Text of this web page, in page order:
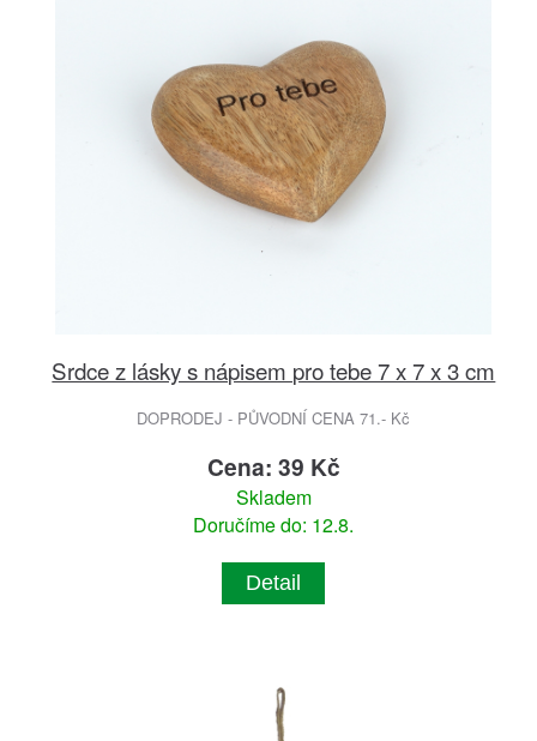
Srdce z lásky s nápisem pro tebe 7 x 7 x 3 cm
DOPRODEJ - PŮVODNÍ CENA 71.- Kč
Cena: 39 Kč
Skladem
Doručíme do: 12.8.
Detail